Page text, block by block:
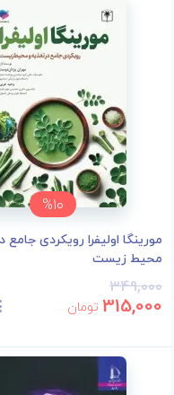
%10
مورینگا اولیفرا رویکردی
محیط زیست
349,000
315,000 تومان